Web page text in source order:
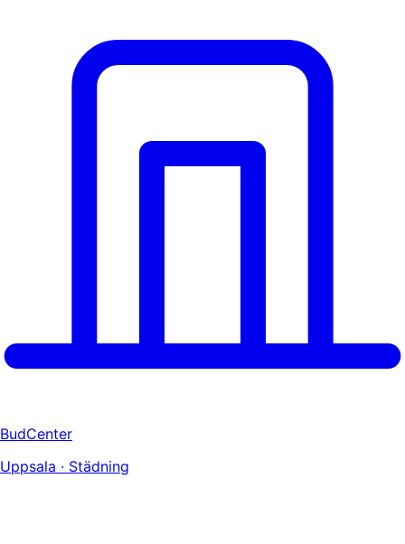
BudCenter
Uppsala · Städning